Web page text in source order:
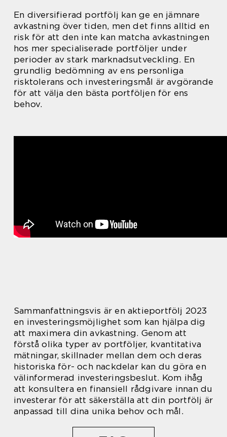
En diversifierad portfölj kan ge en jämnare
avkastning över tiden, men det finns alltid en
risk för att den inte kan matcha avkastningen
hos mer specialiserade portföljer under
perioder av stark marknadsutveckling. En
grundlig bedömning av ens personliga
risktolerans och investeringsmål är avgörande
för att välja den bästa portföljen för ens
behov.
Sammanfattningsvis är en aktieportfölj 2023
en investeringsmöjlighet som kan hjälpa dig
att maximera din avkastning. Genom att
förstå olika typer av portföljer, kvantitativa
mätningar, skillnader mellan dem och deras
historiska för- och nackdelar kan du göra en
välinformerad investeringsbeslut. Kom ihåg
att konsultera en finansiell rådgivare innan du
investerar för att säkerställa att din portfölj är
anpassad till dina unika behov och mål.